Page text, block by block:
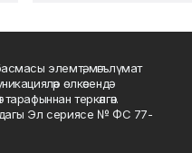
элемтә, мәгълүмат
өлкәсендә
теркәлгән.
Эл сериясе № ФС 77-